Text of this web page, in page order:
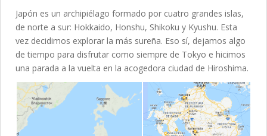
Japón es un archipiélago formado por cuatro grandes islas,
de norte a sur: Hokkaido, Honshu, Shikoku y Kyushu. Esta
vez decidimos explorar la más sureña. Eso sí, dejamos algo
de tiempo para disfrutar como siempre de Tokyo e hicimos
una parada a la vuelta en la acogedora ciudad de Hiroshima.